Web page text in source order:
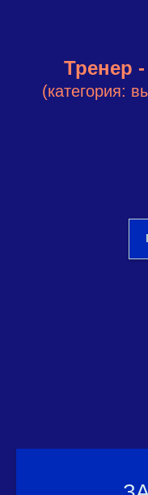
Тренер
(категория: